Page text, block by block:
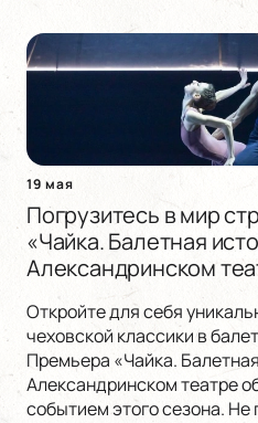
19 мая
Погрузитесь в мир
«Чайка. Балетная
Александринском
Откройте для себя
чеховской классики в
Премьера «Чайка.
Александринском театре
событием этого сезона. Не